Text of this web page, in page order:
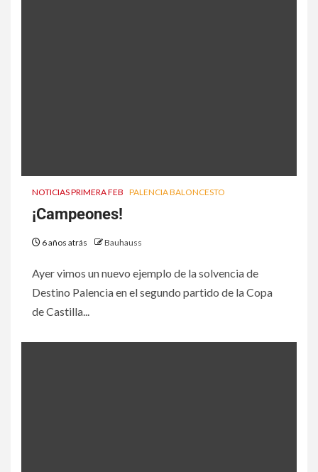
NOTICIAS PRIMERA FEB PALENCIA BALONCESTO
¡Campeones!
6 años atrás Bauhauss
Ayer vimos un nuevo ejemplo de la solvencia de
Destino Palencia en el segundo partido de la Copa
de Castilla...